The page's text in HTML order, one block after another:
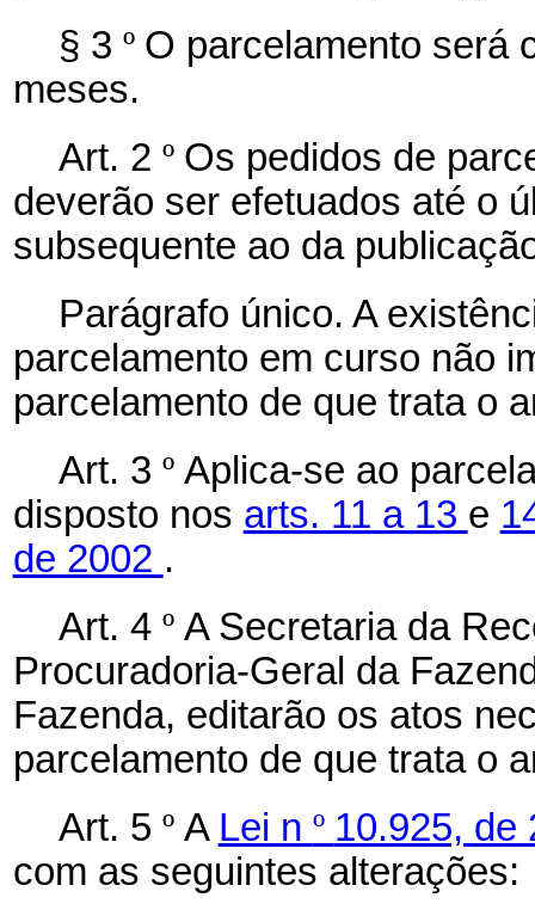
§ 3 º O parcelamento será
meses.
Art. 2 º Os pedidos de
deverão ser efetuados até o
subsequente ao da
Parágrafo único. A
parcelamento em curso não
parcelamento de que trata o
Art. 3 º Aplica-se ao
disposto nos arts. 11 a 13 e
de 2002 .
Art. 4 º A Secretaria da
Procuradoria-Geral da
Fazenda, editarão os atos
parcelamento de que trata o
Art. 5 º A Lei n º 10.925, de
com as seguintes alterações: